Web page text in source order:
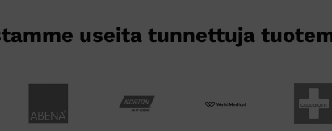
useita tunnettuja